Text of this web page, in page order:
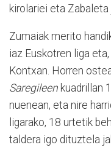
kirolariei eta Zabaleta
Zumaiak merito
iaz Euskotren liga
Kontxan. Horren
Saregileen kuadrillan
nuenean, eta nire
ligarako, 18 urtetik
taldera igo dituztela